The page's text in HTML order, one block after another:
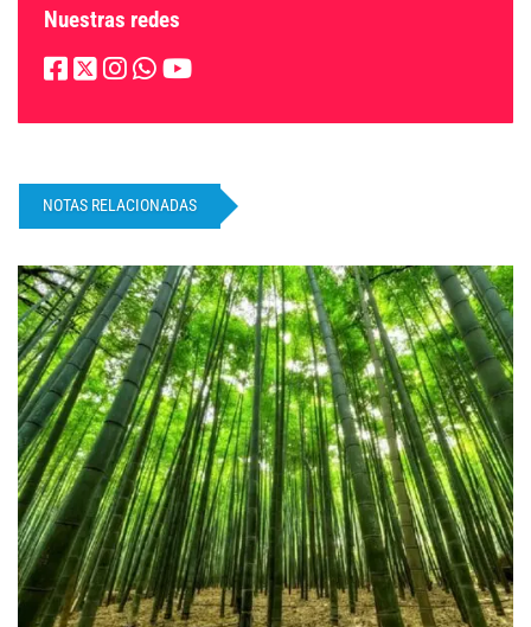
Nuestras redes
NOTAS RELACIONADAS